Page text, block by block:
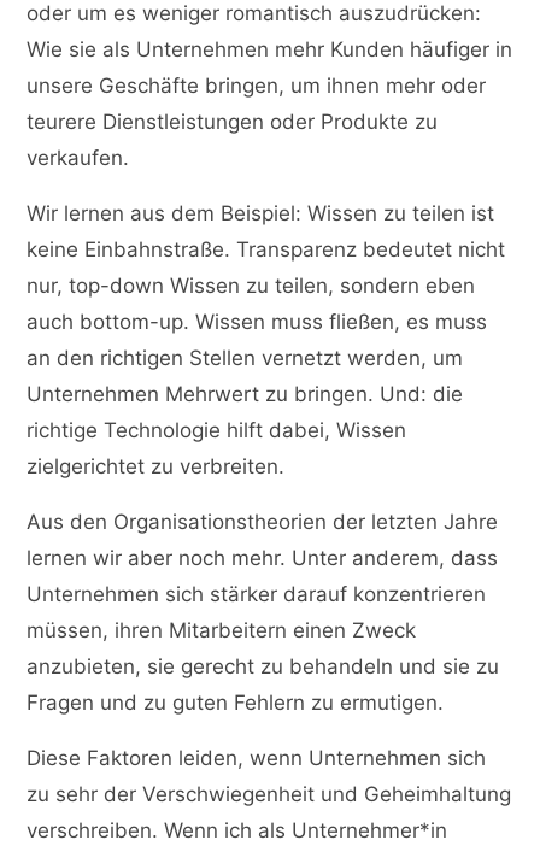
oder um es weniger romantisch auszudrücken:
Wie sie als Unternehmen mehr Kunden häufiger in
unsere Geschäfte bringen, um ihnen mehr oder
teurere Dienstleistungen oder Produkte zu
verkaufen.
Wir lernen aus dem Beispiel: Wissen zu teilen ist
keine Einbahnstraße. Transparenz bedeutet nicht
nur, top-down Wissen zu teilen, sondern eben
auch bottom-up. Wissen muss fließen, es muss
an den richtigen Stellen vernetzt werden, um
Unternehmen Mehrwert zu bringen. Und: die
richtige Technologie hilft dabei, Wissen
zielgerichtet zu verbreiten.
Aus den Organisationstheorien der letzten Jahre
lernen wir aber noch mehr. Unter anderem, dass
Unternehmen sich stärker darauf konzentrieren
müssen, ihren Mitarbeitern einen Zweck
anzubieten, sie gerecht zu behandeln und sie zu
Fragen und zu guten Fehlern zu ermutigen.
Diese Faktoren leiden, wenn Unternehmen sich
zu sehr der Verschwiegenheit und Geheimhaltung
verschreiben. Wenn ich als Unternehmer*in